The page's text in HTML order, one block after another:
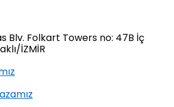
Blv. Folkart Towers no: 47B İç
İZMİR